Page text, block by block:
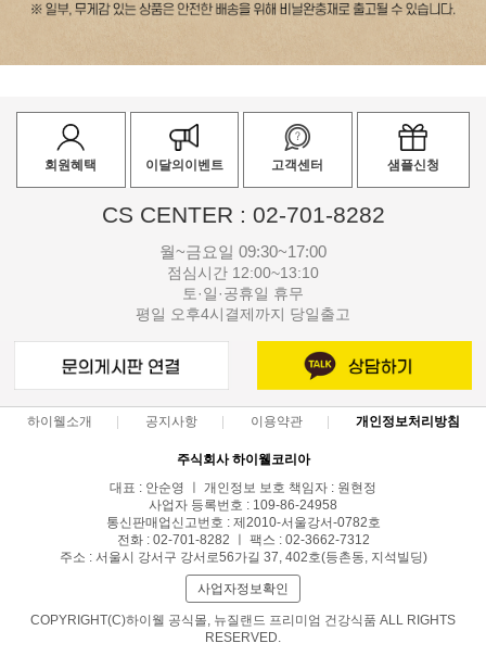
회원혜택 이달의이벤트 고객센터 샘플신청
CS CENTER : 02-701-8282
월~금요일 09:30~17:00
점심시간 12:00~13:10
토·일·공휴일 휴무
평일 오후4시결제까지 당일출고
하이웰소개 공지사항 이용약관 개인정보처리방침
주식회사 하이웰코리아
대표 : 안순영 ㅣ 개인정보 보호 책임자 : 원현정
사업자 등록번호 : 109-86-24958
통신판매업신고번호 : 제2010-서울강서-0782호
전화 : 02-701-8282 ㅣ 팩스 : 02-3662-7312
주소 : 서울시 강서구 강서로56가길 37, 402호(등촌동, 지석빌딩)
사업자정보확인
COPYRIGHT(C)하이웰 공식몰, 뉴질랜드 프리미엄 건강식품 ALL RIGHTS
RESERVED.